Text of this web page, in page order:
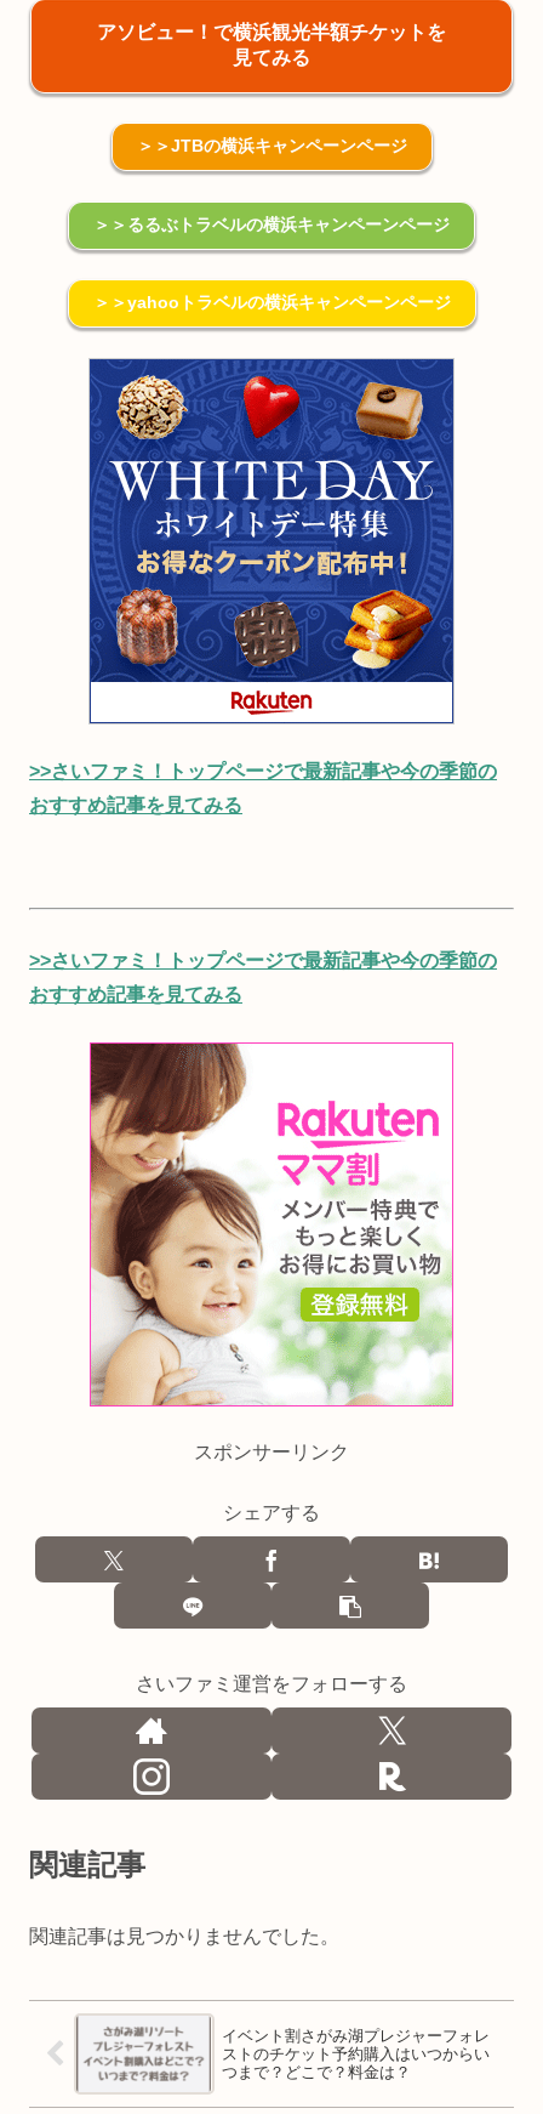
アソビュー！で横浜観光半額チケットを
見てみる
＞＞JTBの横浜キャンペーンページ
＞＞るるぶトラベルの横浜キャンペーンページ
＞＞yahooトラベルの横浜キャンペーンページ
>>さいファミ！トップページで最新記事や今の季節の
おすすめ記事を見てみる
>>さいファミ！トップページで最新記事や今の季節の
おすすめ記事を見てみる
スポンサーリンク
シェアする
さいファミ運営をフォローする
関連記事
関連記事は見つかりませんでした。
イベント割さがみ湖プレジャーフォレ
ストのチケット予約購入はいつからい
つまで？どこで？料金は？